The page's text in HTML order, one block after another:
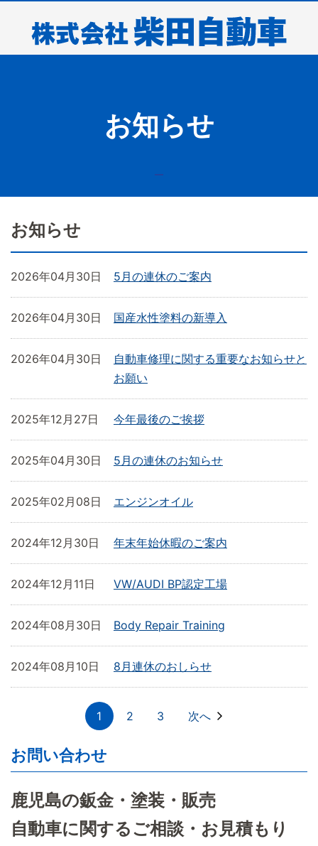
お知らせ
お知らせ
5月の連休のご案内
2026年04月30日
国産水性塗料の新導入
2026年04月30日
自動車修理に関する重要なお知らせと
お願い
2026年04月30日
今年最後のご挨拶
2025年12月27日
5月の連休のお知らせ
2025年04月30日
エンジンオイル
2025年02月08日
年末年始休暇のご案内
2024年12月30日
VW/AUDI BP認定工場
2024年12月11日
Body Repair Training
2024年08月30日
8月連休のおしらせ
2024年08月10日
1 2 3 次へ
お問い合わせ
鹿児島の鈑金・塗装・販売
自動車に関するご相談・お見積もり